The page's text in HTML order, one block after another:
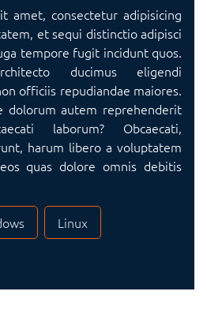
amet, consectetur adipisicing
et sequi distinctio adipisci
tempore fugit incidunt quos.
ducimus eligendi
officiis repudiandae maiores.
dolorum autem reprehenderit
laborum? Obcaecati,
harum libero a voluptatem
quas dolore omnis debitis
Linux